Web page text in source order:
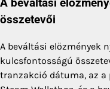
A beváltási
összetevői
A beváltási előzmények
kulcsfontosságú
tranzakció dátuma, az a